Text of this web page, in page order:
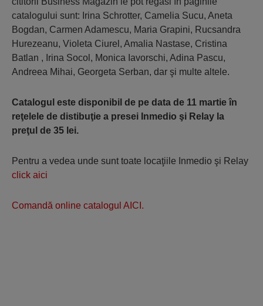
catalogului sunt: Irina Schrotter, Camelia Sucu, Aneta
Bogdan, Carmen Adamescu, Maria Grapini, Rucsandra
Hurezeanu, Violeta Ciurel, Amalia Nastase, Cristina
Batlan , Irina Socol, Monica Iavorschi, Adina Pascu,
Andreea Mihai, Georgeta Serban, dar şi multe altele.
Catalogul este disponibil de pe data de 11 martie în
reţelele de distibuţie a presei Inmedio şi Relay la
preţul de 35 lei.
Pentru a vedea unde sunt toate locaţiile Inmedio şi Relay
click aici
Comandă online catalogul AICI.